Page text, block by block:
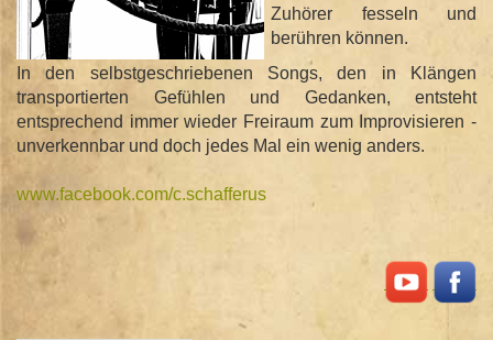
Zuhörer fesseln und
berühren können.
In den selbstgeschriebenen Songs, den in Klängen
transportierten Gefühlen und Gedanken, entsteht
entsprechend immer wieder Freiraum zum Improvisieren -
unverkennbar und doch jedes Mal ein wenig anders.
www.facebook.com/c.schafferus